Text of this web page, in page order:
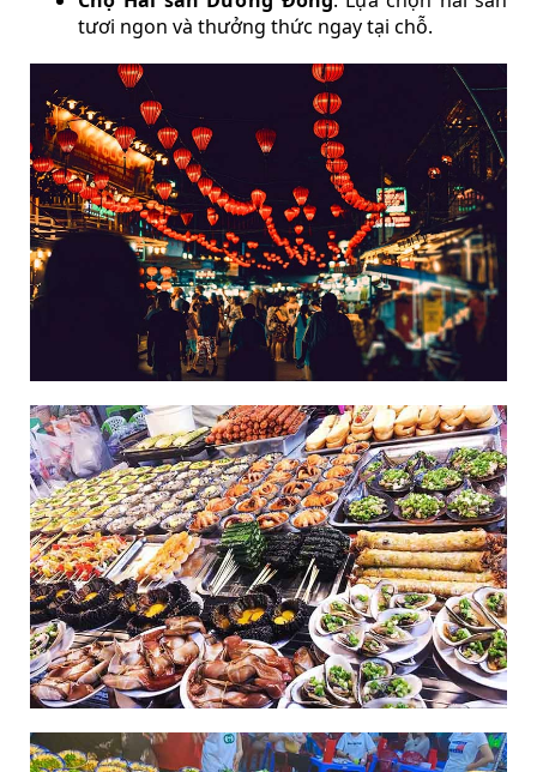
tươi ngon và thưởng thức ngay tại chỗ.